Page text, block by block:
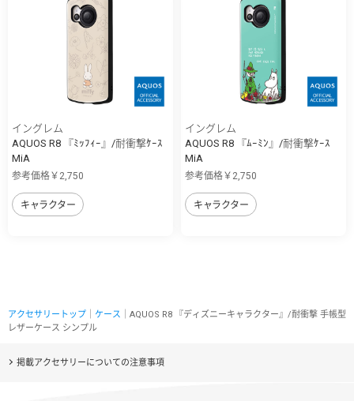
イングレム
AQUOS R8 『ﾐｯﾌｨｰ』/耐衝撃ｹｰｽ
MiA
参考価格￥2,750
キャラクター
イングレム
AQUOS R8 『ﾑｰﾐﾝ』/耐衝撃ｹｰｽ
MiA
参考価格￥2,750
キャラクター
アクセサリートップ ケース ｜AQUOS R8 『ディズニーキャラクター』/耐衝撃 手帳型
レザーケース シンプル
掲載アクセサリーについての注意事項